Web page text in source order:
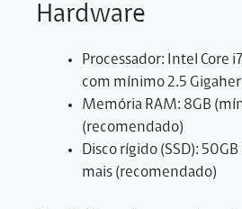
Hardware
Processador: Intel Core
com mínimo 2.5
Memória RAM: 8GB
(recomendado)
Disco rígido (SSD):
mais (recomendado)